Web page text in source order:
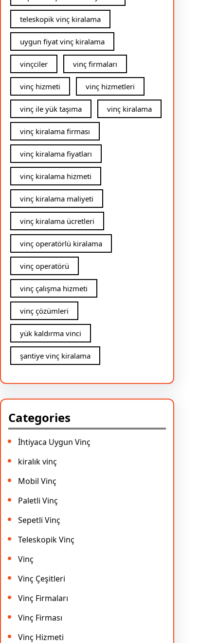
teleskopik vinç kiralama
uygun fiyat vinç kiralama
vinçciler vinç firmaları
vinç hizmeti vinç hizmetleri
vinç ile yük taşıma vinç kiralama
vinç kiralama firması
vinç kiralama fiyatları
vinç kiralama hizmeti
vinç kiralama maliyeti
vinç kiralama ücretleri
vinç operatörlü kiralama
vinç operatörü
vinç çalışma hizmeti
vinç çözümleri
yük kaldırma vinci
şantiye vinç kiralama
Categories
İhtiyaca Uygun Vinç
kiralık vinç
Mobil Vinç
Paletli Vinç
Sepetli Vinç
Teleskopik Vinç
Vinç
Vinç Çeşitleri
Vinç Firmaları
Vinç Firması
Vinç Hizmeti